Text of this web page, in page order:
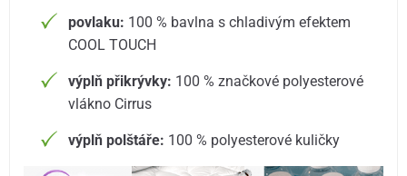
povlaku: 100 % bavlna s chladivým efektem
COOL TOUCH
výplň přikrývky: 100 % značkové polyesterové
vlákno Cirrus
výplň polštáře: 100 % polyesterové kuličky